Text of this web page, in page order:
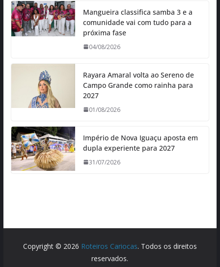
Mangueira classifica samba 3 e a
comunidade vai com tudo para a
próxima fase
04/08/2026
Rayara Amaral volta ao Sereno de
Campo Grande como rainha para
2027
01/08/2026
Império de Nova Iguaçu aposta em
dupla experiente para 2027
31/07/2026
Copyright © 2026 Roteiros Cariocas. Todos os direitos
reservados.